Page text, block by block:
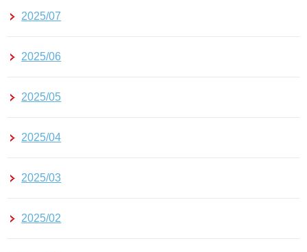
2025/07
2025/06
2025/05
2025/04
2025/03
2025/02